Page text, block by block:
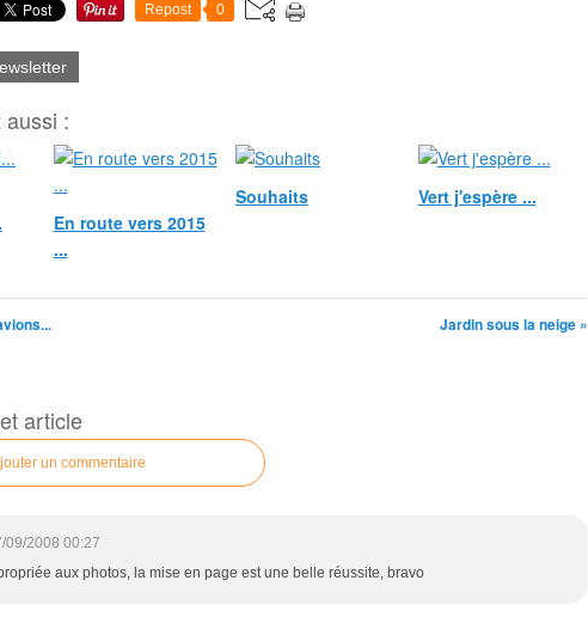
Repost 0
aussi :
En route vers 2015
...
Souhaits Vert j'espère ...
Jardin sous la neige »
article
un commentaire
09/2008 00:27
aux photos, la mise en page est une belle réussite, bravo